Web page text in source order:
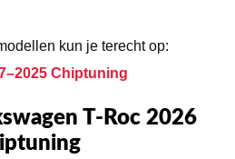
kun je terecht op:
Chiptuning
T-Roc 2026